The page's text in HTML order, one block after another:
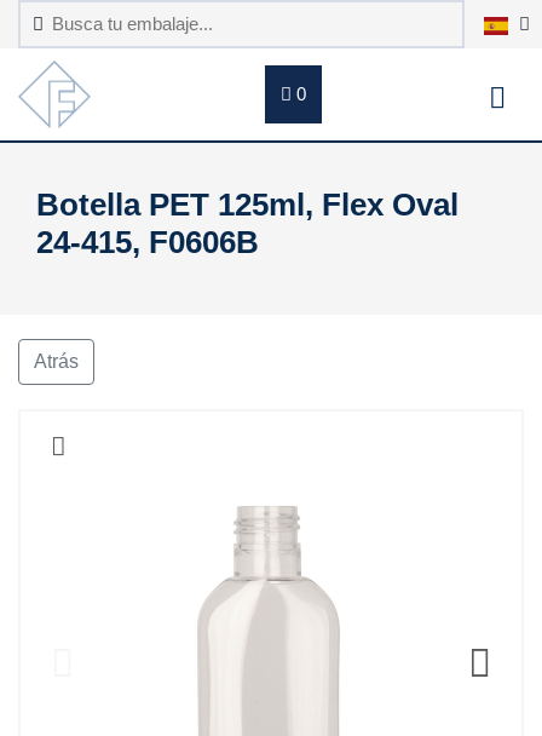
0
Botella PET 125ml, Flex Oval
24-415, F0606B
Atrás